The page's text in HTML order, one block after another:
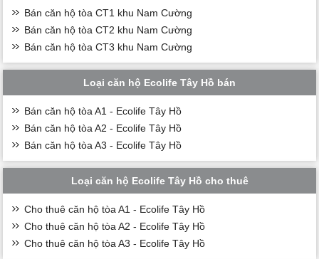
Bán căn hộ tòa CT1 khu Nam Cường
Bán căn hộ tòa CT2 khu Nam Cường
Bán căn hộ tòa CT3 khu Nam Cường
Loại căn hộ Ecolife Tây Hồ bán
Bán căn hộ tòa A1 - Ecolife Tây Hồ
Bán căn hộ tòa A2 - Ecolife Tây Hồ
Bán căn hộ tòa A3 - Ecolife Tây Hồ
Loại căn hộ Ecolife Tây Hồ cho thuê
Cho thuê căn hộ tòa A1 - Ecolife Tây Hồ
Cho thuê căn hộ tòa A2 - Ecolife Tây Hồ
Cho thuê căn hộ tòa A3 - Ecolife Tây Hồ